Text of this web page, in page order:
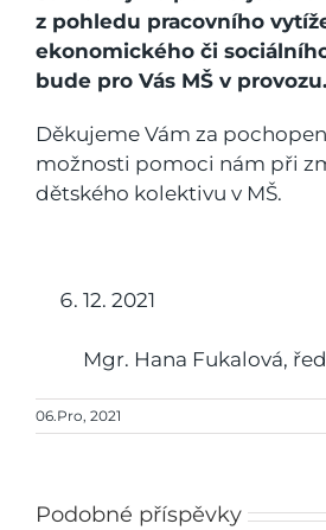
z pohledu pracovního
ekonomického či
bude pro Vás MŠ v provozu.
Děkujeme Vám za
možnosti pomoci nám při
dětského kolektivu v MŠ.
12.
Mgr. Hana Fukalová,
06.Pro, 2021
Podobné příspěvky